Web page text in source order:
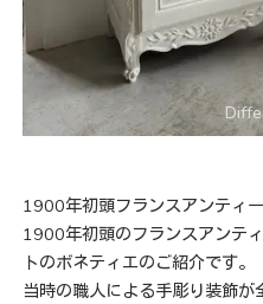
1900年初頭フランスアンティ
1900年初頭のフランスアンテ
トのボネティエのご紹介です。
当時の職人による手彫り装飾